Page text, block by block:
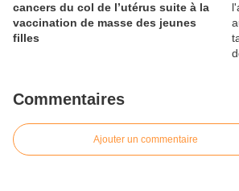
cancers du col de l’utérus suite à la
vaccination de masse des jeunes
filles
Commentaires
Ajouter un commentaire